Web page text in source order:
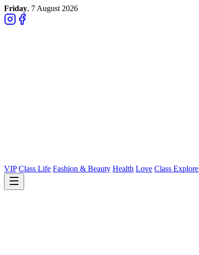
Friday, 7 August 2026
VIP Class Life Fashion & Beauty Health Love Class Explore